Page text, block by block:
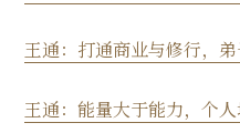
王通：打通商业与修行，
王通：能量大于能力，个人